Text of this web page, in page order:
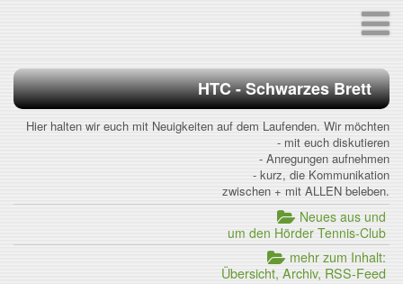
HTC - Schwarzes Brett
Hier halten wir euch mit Neuigkeiten auf dem Laufenden. Wir möchten
- mit euch diskutieren
- Anregungen aufnehmen
- kurz, die Kommunikation
zwischen + mit ALLEN beleben.
Neues aus und
um den Hörder Tennis-Club
mehr zum Inhalt:
Übersicht, Archiv, RSS-Feed